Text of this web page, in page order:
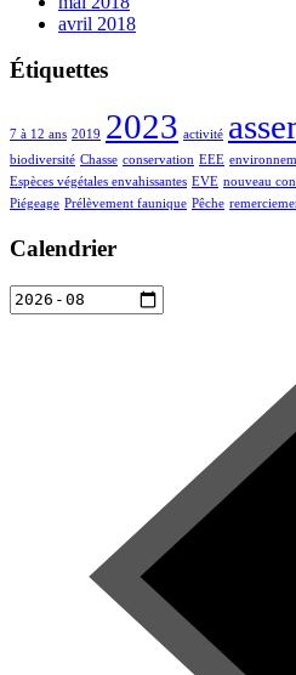
avril 2018
Étiquettes
7 à 12 ans 2019 2023 activité
biodiversité Chasse conservation EEE
Espèces végétales envahissantes EVE nouveau
Piégeage Prélèvement faunique Pêche
Calendrier